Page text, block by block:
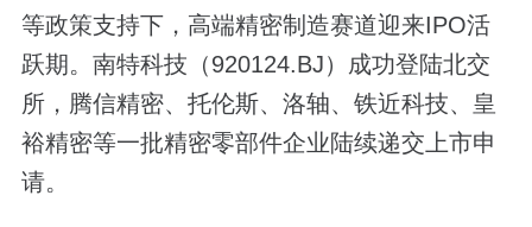
等政策支持下，高端精密制造赛道迎来IPO活
跃期。南特科技（920124.BJ）成功登陆北交
所，腾信精密、托伦斯、洛轴、铁近科技、皇
裕精密等一批精密零部件企业陆续递交上市申
请。